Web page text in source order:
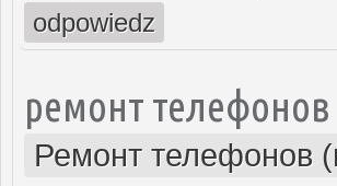
odpowiedz
ремонт телефонов
Ремонт телефонов